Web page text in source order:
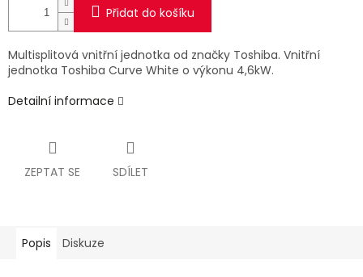
Přidat do košíku
Multisplitová vnitřní jednotka od značky Toshiba. Vnitřní
jednotka Toshiba Curve White o výkonu 4,6kW.
Detailní informace
ZEPTAT SE SDÍLET
Popis Diskuze